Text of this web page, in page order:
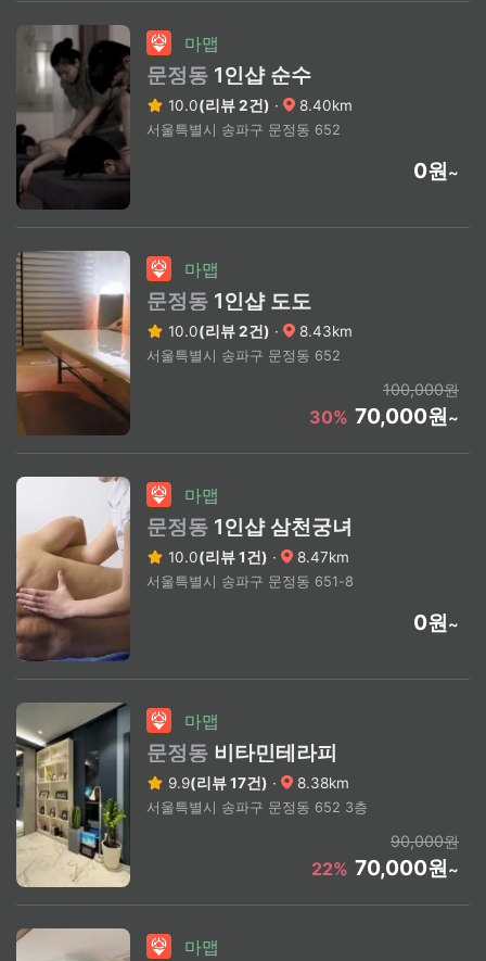
마맵
문정동 1인샵 순수
10.0(리뷰 2건) · 8.40km
서울특별시 송파구 문정동 652
0원~
마맵
문정동 1인샵 도도
10.0(리뷰 2건) · 8.43km
서울특별시 송파구 문정동 652
100,000원
30% 70,000원~
마맵
문정동 1인샵 삼천궁녀
10.0(리뷰 1건) · 8.47km
서울특별시 송파구 문정동 651-8
0원~
마맵
문정동 비타민테라피
9.9(리뷰 17건) · 8.38km
서울특별시 송파구 문정동 652 3층
90,000원
22% 70,000원~
마맵